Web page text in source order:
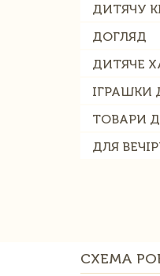
ДИТЯЧУ
ДОГЛЯД
ДИТЯЧЕ
ІГРАШКИ
ТОВАРИ
ДЛЯ
СХЕМА